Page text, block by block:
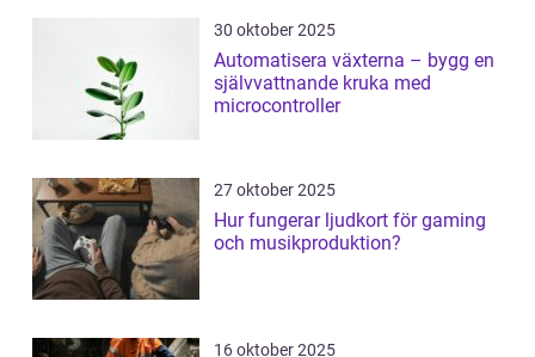
30 oktober 2025
Automatisera växterna – bygg en
självvattnande kruka med
microcontroller
27 oktober 2025
Hur fungerar ljudkort för gaming
och musikproduktion?
16 oktober 2025